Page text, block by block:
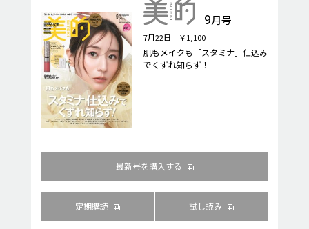
9月号
7月22日 ￥1,100
肌もメイクも「スタミナ」仕込み
でくずれ知らず！
最新号を購入する
定期購読 試し読み